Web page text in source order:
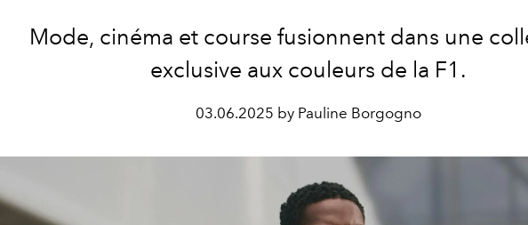
Mode, cinéma et course fusionnent dans une
exclusive aux couleurs de la F1.
03.06.2025 by Pauline Borgogno